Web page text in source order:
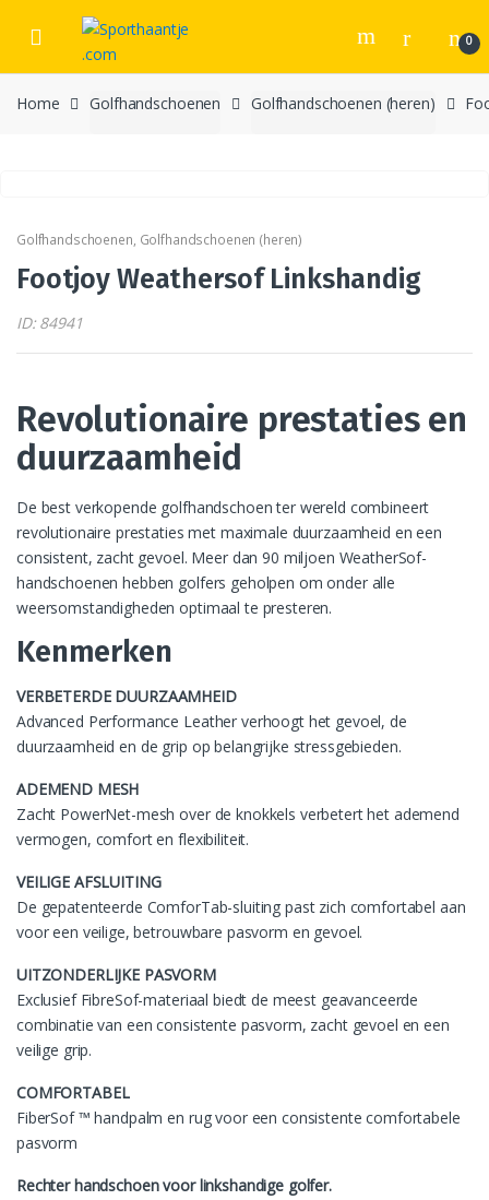
0
Home Golfhandschoenen Golfhandschoenen (heren)
Golfhandschoenen, Golfhandschoenen (heren)
Footjoy Weathersof Linkshandig
ID: 84941
Revolutionaire prestaties en
duurzaamheid
De best verkopende golfhandschoen ter wereld combineert
revolutionaire prestaties met maximale duurzaamheid en een
consistent, zacht gevoel. Meer dan 90 miljoen WeatherSof-
handschoenen hebben golfers geholpen om onder alle
weersomstandigheden optimaal te presteren.
Kenmerken
VERBETERDE DUURZAAMHEID
Advanced Performance Leather verhoogt het gevoel, de
duurzaamheid en de grip op belangrijke stressgebieden.
ADEMEND MESH
Zacht PowerNet-mesh over de knokkels verbetert het ademend
vermogen, comfort en flexibiliteit.
VEILIGE AFSLUITING
De gepatenteerde ComforTab-sluiting past zich comfortabel aan
voor een veilige, betrouwbare pasvorm en gevoel.
UITZONDERLIJKE PASVORM
Exclusief FibreSof-materiaal biedt de meest geavanceerde
combinatie van een consistente pasvorm, zacht gevoel en een
veilige grip.
COMFORTABEL
FiberSof ™ handpalm en rug voor een consistente comfortabele
pasvorm
Rechter handschoen voor linkshandige golfer.